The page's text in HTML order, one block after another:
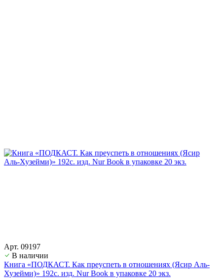
Арт. 09197
В наличии
Книга «ПОДКАСТ. Как преуспеть в отношениях (Ясир Аль-
Хузейми)» 192с. изд. Nur Book в упаковке 20 экз.